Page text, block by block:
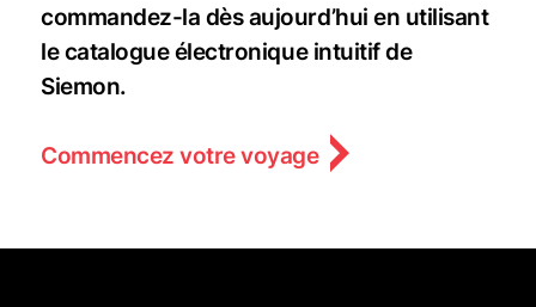
commandez-la dès aujourd’hui en utilisant
le catalogue électronique intuitif de
Siemon.
Commencez votre voyage